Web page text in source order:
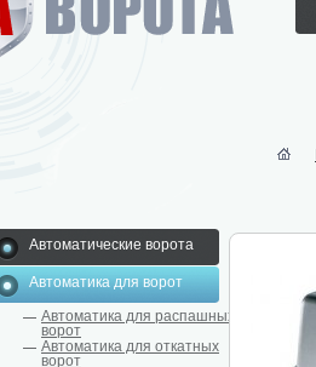
Автоматические ворота
Автоматика для ворот
Автоматика для распашных
ворот
Автоматика для откатных
ворот